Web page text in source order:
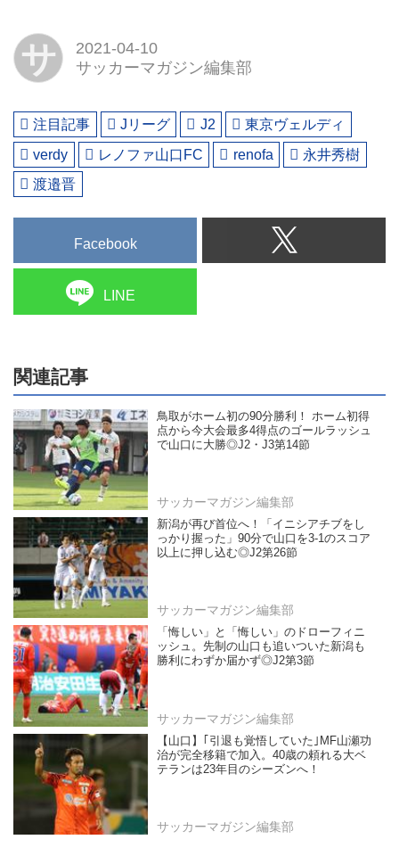
サ
2021-04-10
サッカーマガジン編集部
注目記事 Jリーグ J2
東京ヴェルディ
verdy
レノファ山口FC renofa
永井秀樹
渡邉晋
Facebook
LINE
関連記事
鳥取がホーム初の90分勝利！ ホーム初得
点から今大会最多4得点のゴールラッシュ
で山口に大勝◎J2・J3第14節
サッカーマガジン編集部
新潟が再び首位へ！「イニシアチブをし
っかり握った」90分で山口を3-1のスコア
以上に押し込む◎J2第26節
サッカーマガジン編集部
「悔しい」と「悔しい」のドローフィニ
ッシュ。先制の山口も追いついた新潟も
勝利にわずか届かず◎J2第3節
サッカーマガジン編集部
【山口】｢引退も覚悟していた｣MF山瀬功
治が完全移籍で加入。40歳の頼れる大ベ
テランは23年目のシーズンへ！
サッカーマガジン編集部